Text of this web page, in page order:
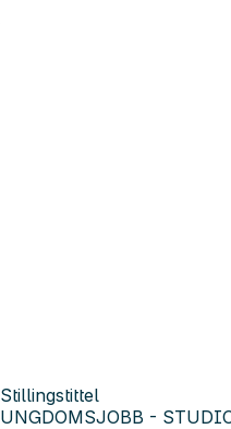
Stillingstittel
UNGDOMSJOBB -